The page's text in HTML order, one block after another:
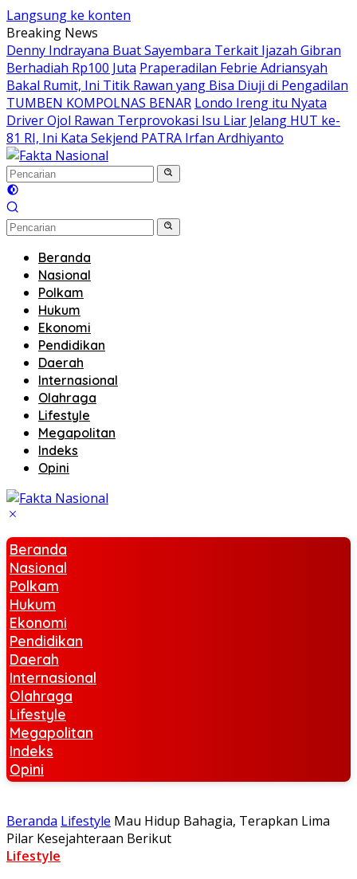
Langsung ke konten
Breaking News
Denny Indrayana Buat Sayembara Terkait Ijazah Gibran
Berhadiah Rp100 Juta Praperadilan Febrie Adriansyah
Bakal Rumit, Ini Titik Rawan yang Bisa Diuji di Pengadilan
TUMBEN KOMPOLNAS BENAR Londo Ireng itu Nyata
Driver Ojol Rawan Terprovokasi Isu Liar Jelang HUT ke-
81 RI, Ini Kata Sekjend PATRA Irfan Ardhiyanto
Beranda
Nasional
Polkam
Hukum
Ekonomi
Pendidikan
Daerah
Internasional
Olahraga
Lifestyle
Megapolitan
Indeks
Opini
Beranda
Nasional
Polkam
Hukum
Ekonomi
Pendidikan
Daerah
Internasional
Olahraga
Lifestyle
Megapolitan
Indeks
Opini
Beranda Lifestyle Mau Hidup Bahagia, Terapkan Lima
Pilar Kesejahteraan Berikut
Lifestyle